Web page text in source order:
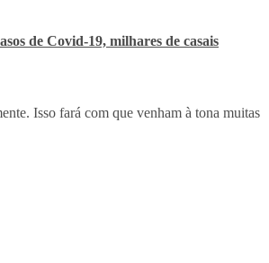
de Covid-19, milhares de casais
Isso fará com que venham à tona muitas